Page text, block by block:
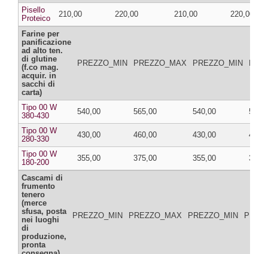
Pisello
Proteico
210,00 220,00 210,00 220,00
Farine per
panificazione
ad alto ten.
di glutine
(f.co mag.
acquir. in
sacchi di
carta)
PREZZO_MIN PREZZO_MAX PREZZO_MIN
Tipo 00 W
380-430
540,00 565,00 540,00
Tipo 00 W
280-330
430,00 460,00 430,00
Tipo 00 W
180-200
355,00 375,00 355,00
Cascami di
frumento
tenero
(merce
sfusa, posta
nei luoghi
di
produzione,
pronta
PREZZO_MIN PREZZO_MAX PREZZO_MIN